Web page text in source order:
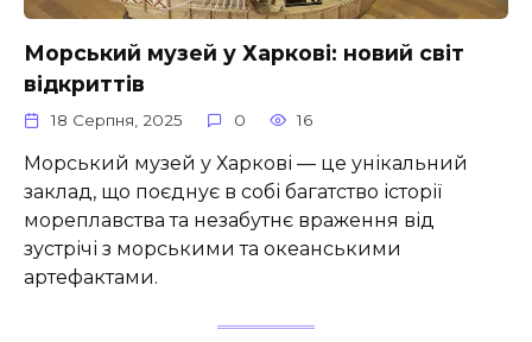
Морський музей у Харкові: новий світ
відкриттів
18 Серпня, 2025 0 16
Морський музей у Харкові — це унікальний
заклад, що поєднує в собі багатство історії
мореплавства та незабутнє враження від
зустрічі з морськими та океанськими
артефактами.